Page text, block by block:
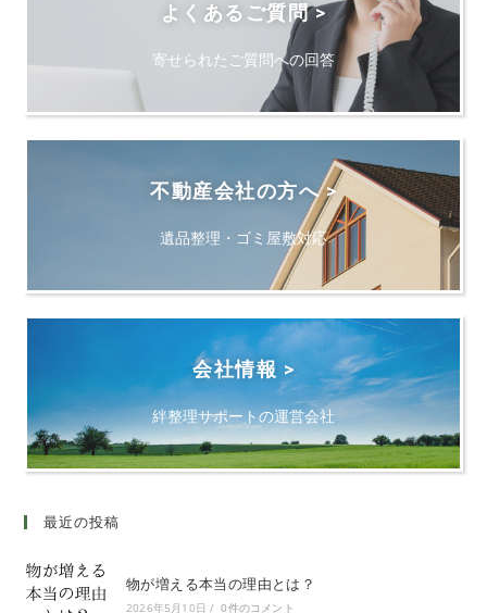
よくあるご質問 >
寄せられたご質問への回答
不動産会社の方へ >
遺品整理・ゴミ屋敷対応
会社情報 >
絆整理サポートの運営会社
最近の投稿
物が増える本当の理由とは？
2026年5月10日 / 0件のコメント